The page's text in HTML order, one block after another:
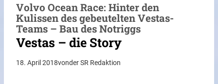
Volvo Ocean Race: Hinter den
Kulissen des gebeutelten Vestas-
Teams – Bau des Notriggs
Vestas – die Story
18. April 2018vonder SR Redaktion